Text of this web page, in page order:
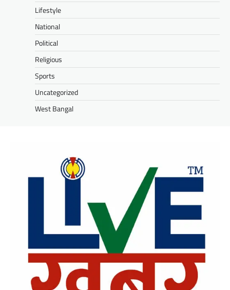
Lifestyle
National
Political
Religious
Sports
Uncategorized
West Bangal